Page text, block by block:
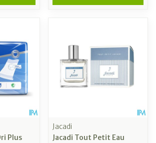
Plus
Jacadi
Jacadi Tout Petit Eau